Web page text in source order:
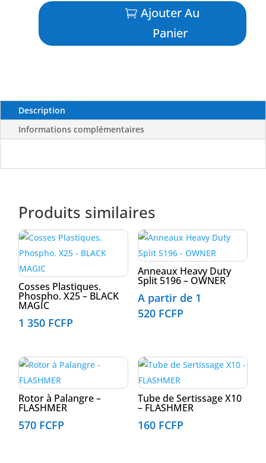
Perles
Ajouter Au
Panier
Description
Informations complémentaires
Produits similaires
Cosses Plastiques.
Phospho. X25 – BLACK
MAGIC
1 350 FCFP
Anneaux Heavy Duty
Split 5196 – OWNER
A partir de 1
520 FCFP
Rotor à Palangre –
FLASHMER
570 FCFP
Tube de Sertissage X10
– FLASHMER
160 FCFP